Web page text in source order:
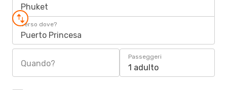
Phuket
Verso dove?
Puerto Princesa
Quando?
Passeggeri
1 adulto